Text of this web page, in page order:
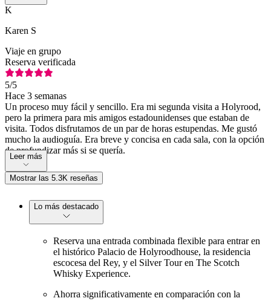
K
Karen S
Viaje en grupo
Reserva verificada
5/5
Hace 3 semanas
Un proceso muy fácil y sencillo. Era mi segunda visita a Holyrood,
pero la primera para mis amigos estadounidenses que estaban de
visita. Todos disfrutamos de un par de horas estupendas. Me gustó
mucho la audioguía. Era breve y concisa en cada sala, con la opción
de profundizar más si se quería.
Leer más
Mostrar las 5.3K reseñas
Lo más destacado
Reserva una entrada combinada flexible para entrar en
el histórico Palacio de Holyroodhouse, la residencia
escocesa del Rey, y el Silver Tour en The Scotch
Whisky Experience.
Ahorra significativamente en comparación con la